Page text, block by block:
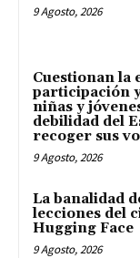
9 Agosto, 2026
Cuestionan la
participación
niñas y
debilidad del
recoger sus
9 Agosto, 2026
La banalidad
lecciones del
Hugging Face
9 Agosto, 2026